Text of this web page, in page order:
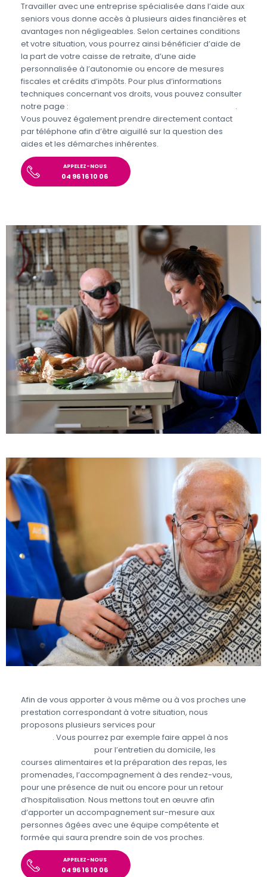
Travailler avec une entreprise spécialisée dans l’aide aux
seniors vous donne accès à plusieurs aides financières et
avantages non négligeables. Selon certaines conditions
et votre situation, vous pourrez ainsi bénéficier d’aide de
la part de votre caisse de retraite, d’une aide
personnalisée à l’autonomie ou encore de mesures
fiscales et crédits d’impôts. Pour plus d’informations
techniques concernant vos droits, vous pouvez consulter
notre page :
.
Vous pouvez également prendre directement contact
par téléphone afin d’être aiguillé sur la question des
aides et les démarches inhérentes.
APPELEZ-NOUS
04 96 16 10 06
Afin de vous apporter à vous même ou à vos proches une
prestation correspondant à votre situation, nous
proposons plusieurs services pour
. Vous pourrez par exemple faire appel à nos
pour l’entretien du domicile, les
courses alimentaires et la préparation des repas, les
promenades, l’accompagnement à des rendez-vous,
pour une présence de nuit ou encore pour un retour
d’hospitalisation. Nous mettons tout en œuvre afin
d’apporter un accompagnement sur-mesure aux
personnes âgées avec une équipe compétente et
formée qui saura prendre soin de vos proches.
APPELEZ-NOUS
04 96 16 10 06